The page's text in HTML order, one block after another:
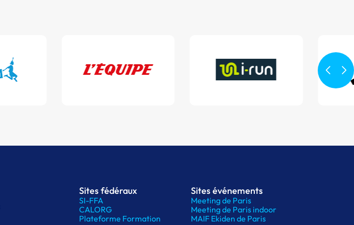
Sites fédéraux
SI-FFA
CALORG
Plateforme Formation
Sites événements
Meeting de Paris
Meeting de Paris indoor
MAIF Ekiden de Paris